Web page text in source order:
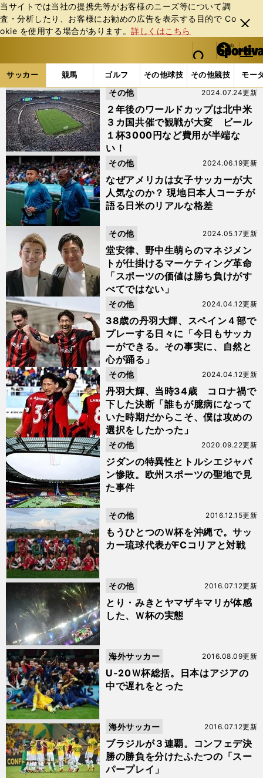
当サイトでは当社の提携先等がお客様のニーズ等について調
査・分析したり、お客様にお勧めの広告を表⽰する⽬的で Co
okie を使⽤する場合があります。詳しくはこちら
閉じ
る
web Sportiva (webスポルティーバ)
検索
マイペ
ー
ジ
メニュ
サッカー 競馬 ゴルフ その他球技 その他競技 モー
ス
ポ
ル
テ
ィ
ー
バ
サッカーの記事一覧 海外サッカーの記事一覧 その
２年後のワールドカップは北中米
３カ国共催で観戦が大変 ビール
１杯3000円など費用が半端な
い！
2024.07.24更新
その他
なぜアメリカは女子サッカーが大
人気なのか？ 現地日本人コーチが
語る日米のリアルな格差
2024.06.19更新
その他
堂安律、野中生萌らのマネジメン
トが仕掛けるマーケティング革命
「スポーツの価値は勝ち負けがす
べてではない」
2024.05.17更新
その他
38歳の丹羽大輝、スペイン４部で
プレーする日々に「今日もサッカ
ーができる。その事実に、自然と
心が踊る」
2024.04.12更新
その他
丹羽大輝、当時34歳 コロナ禍で
下した決断「誰もが臆病になって
いた時期だからこそ、僕は攻めの
選択をしたかった」
2024.04.12更新
その他
ジダンの特異性とトルシエジャパ
ン惨敗。欧州スポーツの聖地で見
た事件
2020.09.22更新
その他
もうひとつのＷ杯を沖縄で。サッ
カー琉球代表がFCコリアと対戦
2016.12.15更新
その他
とり・みきとヤマザキマリが体感
した、Ｗ杯の実態
2016.07.12更新
その他
U-20Ｗ杯総括。日本はアジアの
中で遅れをとった
2016.08.09更新
海外サッカー
ブラジルが３連覇。コンフェデ決
勝の勝負を分けたふたつの「スー
パープレイ」
2016.07.12更新
海外サッカー